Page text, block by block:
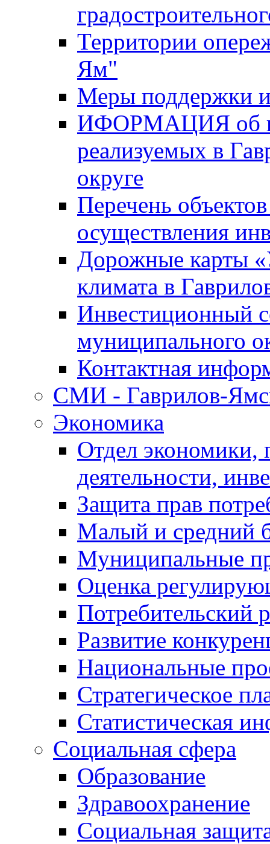
Территории
Ям"
Меры поддержки
ИФОРМАЦИЯ об
реализуемых в
округе
Перечень
осуществления
Дорожные карты
климата в
Инвестиционный
муниципального
Контактная
СМИ - Гаврилов-
Экономика
Отдел экономики,
деятельности,
Защита прав
Малый и средний
Муниципальные
Оценка
Потребительский
Развитие
Национальные
Стратегическое
Статистическая
Социальная сфера
Образование
Здравоохранение
Социальная